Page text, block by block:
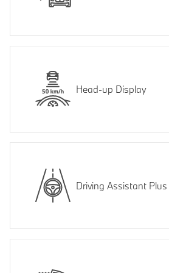
Head-up Display
Driving Assistant Plus